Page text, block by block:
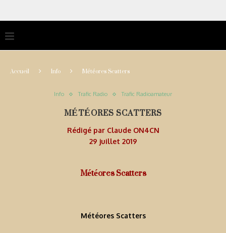
Accueil Info Météores Scatters
Info Trafic Radio Trafic Radioamateur
MÉTÉORES SCATTERS
Rédigé par Claude ON4CN
29 juillet 2019
Météores Scatters
Météores Scatters